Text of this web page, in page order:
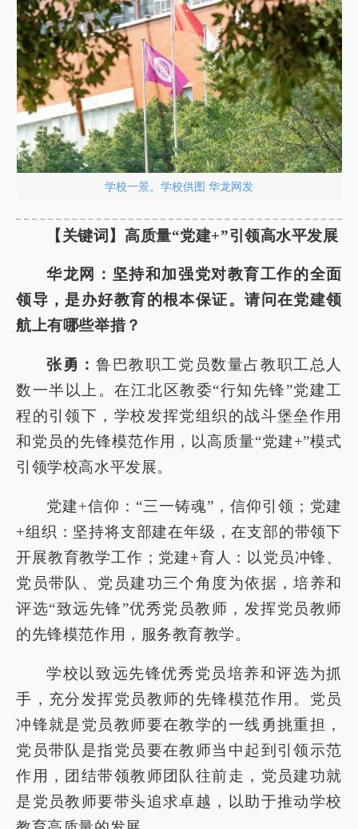
学校一景。学校供图 华龙网发
【关键词】高质量“党建+”引领高水平发展
华龙网：坚持和加强党对教育工作的全面
领导，是办好教育的根本保证。请问在党建领
航上有哪些举措？
张勇：鲁巴教职工党员数量占教职工总人
数一半以上。在江北区教委“行知先锋”党建工
程的引领下，学校发挥党组织的战斗堡垒作用
和党员的先锋模范作用，以高质量“党建+”模式
引领学校高水平发展。
党建+信仰：“三一铸魂”，信仰引领；党建
+组织：坚持将支部建在年级，在支部的带领下
开展教育教学工作；党建+育人：以党员冲锋、
党员带队、党员建功三个角度为依据，培养和
评选“致远先锋”优秀党员教师，发挥党员教师
的先锋模范作用，服务教育教学。
学校以致远先锋优秀党员培养和评选为抓
手，充分发挥党员教师的先锋模范作用。党员
冲锋就是党员教师要在教学的一线勇挑重担，
党员带队是指党员要在教师当中起到引领示范
作用，团结带领教师团队往前走，党员建功就
是党员教师要带头追求卓越，以助于推动学校